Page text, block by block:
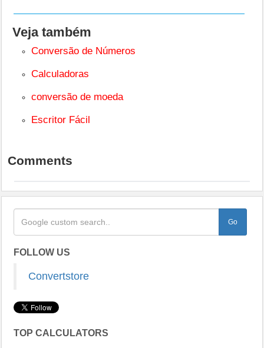
Veja também
Conversão de Números
Calculadoras
conversão de moeda
Escritor Fácil
Comments
FOLLOW US
Convertstore
TOP CALCULATORS